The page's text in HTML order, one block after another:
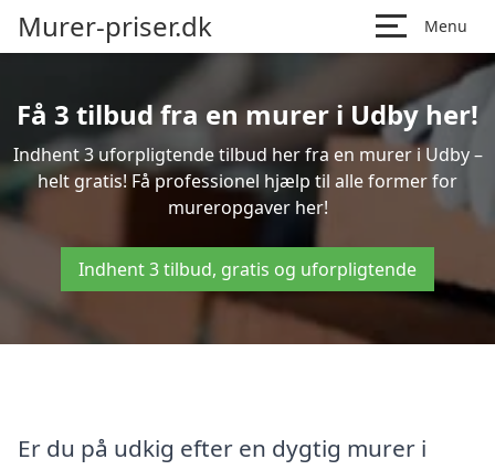
Murer-priser.dk Menu
Få 3 tilbud fra en murer i Udby her!
Indhent 3 uforpligtende tilbud her fra en murer i Udby –
helt gratis! Få professionel hjælp til alle former for
mureropgaver her!
Indhent 3 tilbud, gratis og uforpligtende
Er du på udkig efter en dygtig murer i